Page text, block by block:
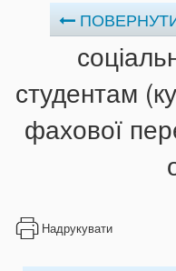
студентам
фахової
Надрукувати